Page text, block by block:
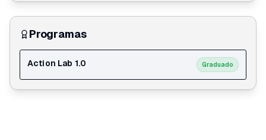
Programas
Action Lab 1.0 Graduado